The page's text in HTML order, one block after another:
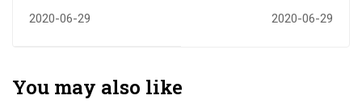
Dr. H. Kamrani
adalah Tokoh
yang Sangat
2020-06-29
Bersama 4
2020-06-29
You may also like